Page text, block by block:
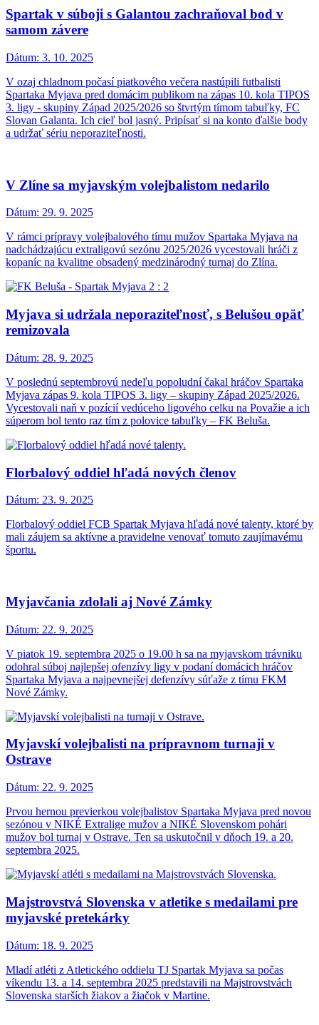
Spartak v súboji s Galantou zachraňoval bod v
samom závere
Dátum: 3. 10. 2025
V ozaj chladnom počasí piatkového večera nastúpili futbalisti
Spartaka Myjava pred domácim publikom na zápas 10. kola TIPOS
3. ligy - skupiny Západ 2025/2026 so štvrtým tímom tabuľky, FC
Slovan Galanta. Ich cieľ bol jasný. Pripísať si na konto ďalšie body
a udržať sériu neporaziteľnosti.
V Zlíne sa myjavským volejbalistom nedarilo
Dátum: 29. 9. 2025
V rámci prípravy volejbalového tímu mužov Spartaka Myjava na
nadchádzajúcu extraligovú sezónu 2025/2026 vycestovali hráči z
kopaníc na kvalitne obsadený medzinárodný turnaj do Zlína.
Myjava si udržala neporaziteľnosť, s Belušou opäť
remizovala
Dátum: 28. 9. 2025
V poslednú septembrovú nedeľu popoludní čakal hráčov Spartaka
Myjava zápas 9. kola TIPOS 3. ligy – skupiny Západ 2025/2026.
Vycestovali naň v pozícií vedúceho ligového celku na Považie a ich
súperom bol tento raz tím z polovice tabuľky – FK Beluša.
Florbalový oddiel hľadá nových členov
Dátum: 23. 9. 2025
Florbalový oddiel FCB Spartak Myjava hľadá nové talenty, ktoré by
mali záujem sa aktívne a pravidelne venovať tomuto zaujímavému
športu.
Myjavčania zdolali aj Nové Zámky
Dátum: 22. 9. 2025
V piatok 19. septembra 2025 o 19.00 h sa na myjavskom trávniku
odohral súboj najlepšej ofenzívy ligy v podaní domácich hráčov
Spartaka Myjava a najpevnejšej defenzívy súťaže z tímu FKM
Nové Zámky.
Myjavskí volejbalisti na prípravnom turnaji v
Ostrave
Dátum: 22. 9. 2025
Prvou hernou previerkou volejbalistov Spartaka Myjava pred novou
sezónou v NIKÉ Extralige mužov a NIKÉ Slovenskom pohári
mužov bol turnaj v Ostrave. Ten sa uskutočnil v dňoch 19. a 20.
septembra 2025.
Majstrovstvá Slovenska v atletike s medailami pre
myjavské pretekárky
Dátum: 18. 9. 2025
Mladí atléti z Atletického oddielu TJ Spartak Myjava sa počas
víkendu 13. a 14. septembra 2025 predstavili na Majstrovstvách
Slovenska starších žiakov a žiačok v Martine.